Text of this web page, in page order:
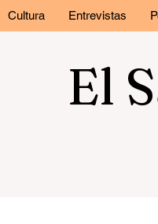
Cultura Entrevistas
El